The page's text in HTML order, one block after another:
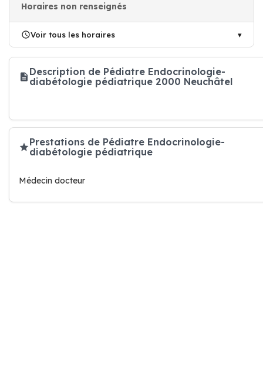
Horaires non renseignés
Voir tous les horaires
Description de Pédiatre Endocrinologie-
diabétologie pédiatrique 2000 Neuchâtel
Prestations de Pédiatre Endocrinologie-
diabétologie pédiatrique
Médecin docteur